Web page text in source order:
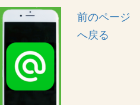
前のページ
へ戻る